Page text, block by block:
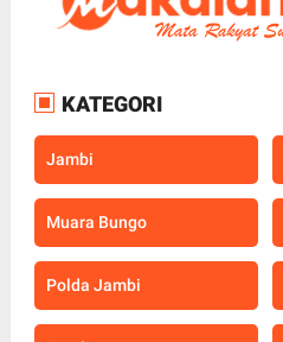
KATEGORI
Jambi
Muara Bungo
Polda Jambi